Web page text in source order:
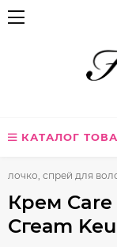
КАТАЛОГ
спрей для
Крем
Сгеаm